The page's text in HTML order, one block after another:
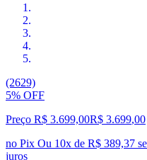
(2629)
5% OFF
Preço R$ 3.699,00R$ 3.699,00
no Pix Ou 10x de R$ 389,37
juros